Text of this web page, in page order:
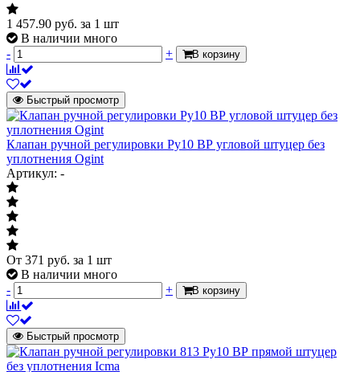
1 457.90 руб. за 1 шт
В наличии много
-
+ В корзину
Быстрый просмотр
Клапан ручной регулировки Ру10 ВР угловой штуцер без
уплотнения Ogint
Артикул: -
От 371 руб. за 1 шт
В наличии много
-
+ В корзину
Быстрый просмотр